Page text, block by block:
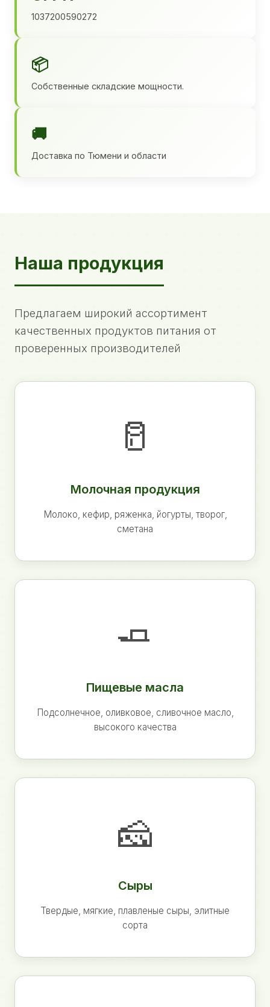
1037200590272
📦
Собственные складские мощности.
🚚
Доставка по Тюмени и области
Наша продукция
Предлагаем широкий ассортимент
качественных продуктов питания от
проверенных производителей
🥛
Молочная продукция
Молоко, кефир, ряженка, йогурты, творог,
сметана
🧈
Пищевые масла
Подсолнечное, оливковое, сливочное масло,
высокого качества
🧀
Сыры
Твердые, мягкие, плавленые сыры, элитные
сорта